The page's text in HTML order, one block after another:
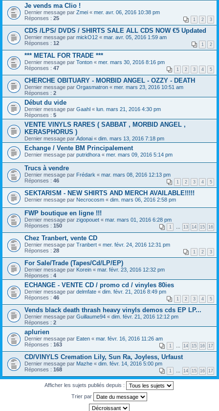
Je vends ma Clio !
Dernier message par Zmei « mer. avr. 06, 2016 10:38 pm
Réponses : 25 1 2 3
CDS /LPS/ DVDS / SHIRTS SALE ALL CDS NOW €5 Updated
Dernier message par mickO12 « mar. avr. 05, 2016 1:59 am
Réponses : 12 1 2
*** METAL FOR TRADE ***
Dernier message par Tonton « mer. mars 30, 2016 8:16 pm
Réponses : 47 1 2 3 4 5
CHERCHE OBITUARY - MORBID ANGEL - OZZY - DEATH
Dernier message par Orgasmatron « mer. mars 23, 2016 10:51 am
Réponses : 2
Début du vide
Dernier message par Gaahl « lun. mars 21, 2016 4:30 pm
Réponses : 5
VENTE VINYLS RARES ( SABBAT , MORBID ANGEL ,
KERASPHORUS )
Dernier message par Adonai « dim. mars 13, 2016 7:18 pm
Echange / Vente BM Principalement
Dernier message par putridhora « mer. mars 09, 2016 5:14 pm
Trucs à vendre
Dernier message par Frédark « mar. mars 08, 2016 12:13 pm
Réponses : 46 1 2 3 4 5
SEKTARISM - NEW SHIRTS AND MERCH AVAILABLE!!!!!
Dernier message par Necrocosm « dim. mars 06, 2016 2:58 pm
FWP boutique en ligne !!!
Dernier message par zigopouet « mar. mars 01, 2016 6:28 pm
Réponses : 150 1 … 13 14 15 16
Chez Tranbert, vente CD
Dernier message par Tranbert « mer. févr. 24, 2016 12:31 pm
Réponses : 28 1 2 3
For Sale/Trade (Tapes/Cd/LP/EP)
Dernier message par Korein « mar. févr. 23, 2016 12:32 pm
Réponses : 4
ECHANGE - VENTE CD / promo cd / vinyles 80ies
Dernier message par delmfate « dim. févr. 21, 2016 8:49 pm
Réponses : 46 1 2 3 4 5
Vends black death thrash heavy vinyls demos cds EP LP...
Dernier message par Guillaume94 « dim. févr. 21, 2016 12:12 pm
Réponses : 2
aplurien
Dernier message par Eaten « mar. févr. 16, 2016 11:26 am
Réponses : 163 1 … 14 15 16 17
CD/VINYLS Cremation Lily, Sun Ra, Joyless, Urfaust
Dernier message par Mazhe « dim. févr. 14, 2016 5:00 pm
Réponses : 168 1 … 14 15 16 17
Afficher les sujets publiés depuis :
Trier par